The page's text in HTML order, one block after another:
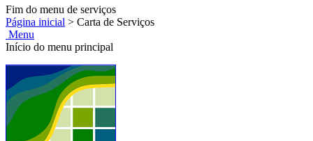
Fim do menu de serviços
Página inicial > Carta de Serviços
Menu
Início do menu principal